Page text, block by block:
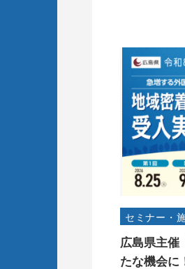
セミナー・
広島県主催
たな機会に